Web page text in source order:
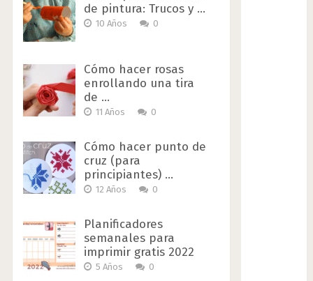
de pintura: Trucos y …
10 Años 0
Cómo hacer rosas
enrollando una tira
de …
11 Años 0
Cómo hacer punto de
cruz (para
principiantes) …
12 Años 0
Planificadores
semanales para
imprimir gratis 2022
5 Años 0